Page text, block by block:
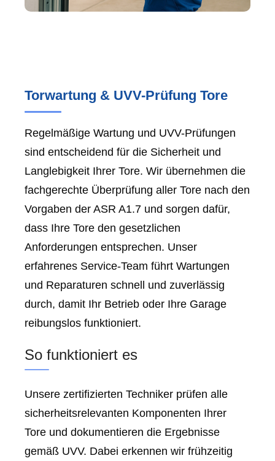
Torwartung & UVV-Prüfung Tore
Regelmäßige Wartung und UVV-Prüfungen
sind entscheidend für die Sicherheit und
Langlebigkeit Ihrer Tore. Wir übernehmen die
fachgerechte Überprüfung aller Tore nach den
Vorgaben der ASR A1.7 und sorgen dafür,
dass Ihre Tore den gesetzlichen
Anforderungen entsprechen. Unser
erfahrenes Service-Team führt Wartungen
und Reparaturen schnell und zuverlässig
durch, damit Ihr Betrieb oder Ihre Garage
reibungslos funktioniert.
So funktioniert es
Unsere zertifizierten Techniker prüfen alle
sicherheitsrelevanten Komponenten Ihrer
Tore und dokumentieren die Ergebnisse
gemäß UVV. Dabei erkennen wir frühzeitig